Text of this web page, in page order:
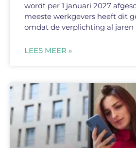
wordt per 1 januari 2027
meeste werkgevers heeft dit
omdat de verplichting al jaren
LEES MEER »